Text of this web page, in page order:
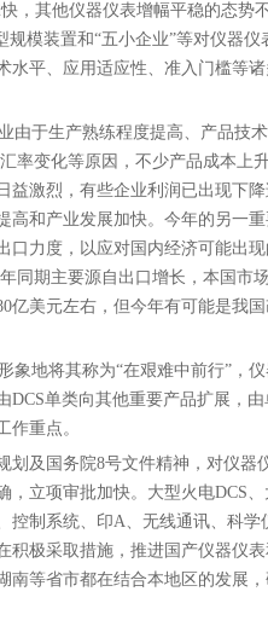
其他仪器仪表增幅平稳的态势
模装置和“五小企业”等对仪器
平、应用适应性、准入门槛等
于生产熟练程度提高、产品技
率变化等原因，不少产品成本上
激烈，有些企业利润已出现下
和产业发展加快。今年的另一
力度，以应对国内经济可能出
同期主要源自出口增长，本国市
美元左右，但今年有可能是我
地将其称为“在艰难中前行”，
单类向其他重要产品扩展，
作重点。
划及国务院8号文件精神，对仪器
立项审批加快。大型火电DCS
制系统、印A、无线通讯、科学
极采取措施，推进国产仪器仪
等省市都在结合本地区的发展